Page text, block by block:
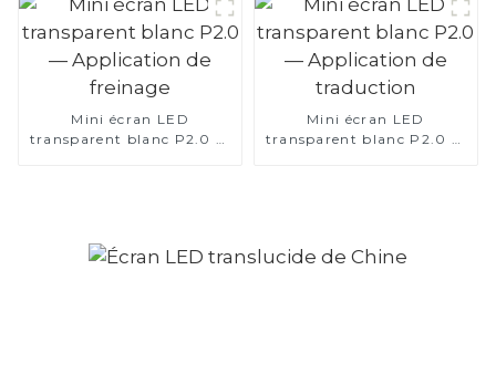
parking
Mini écran LED
transparent blanc P2.0 —
Mini écran LED
transparent blanc P2.0 —